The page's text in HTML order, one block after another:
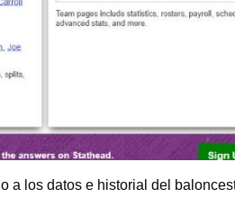
a los datos e historial del